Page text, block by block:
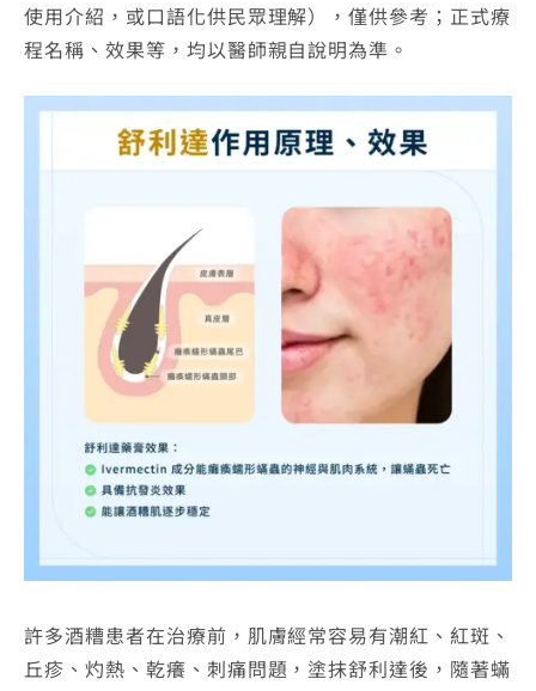
使用介紹，或口語化供民眾理解），僅供參考；正式療
程名稱、效果等，均以醫師親自說明為準。
許多酒糟患者在治療前，肌膚經常容易有潮紅、紅斑、
丘疹、灼熱、乾癢、刺痛問題，塗抹舒利達後，隨著蟎